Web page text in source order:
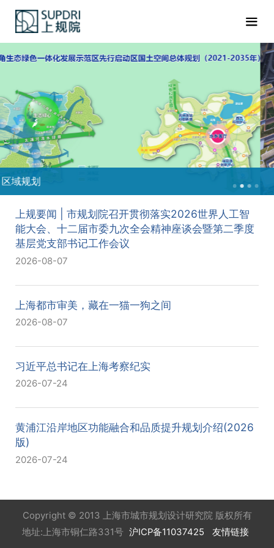
上规要闻 | 市规划院召开贯彻落实2026世界人工智
能大会、十二届市委九次全会精神座谈会暨第二季度
基层党支部书记工作会议
2026-08-07
上海都市审美，藏在一猫一狗之间
2026-08-07
习近平总书记在上海考察纪实
2026-07-24
黄浦江沿岸地区功能融合和品质提升规划介绍(2026
版)
2026-07-24
Copyright © 2013 上海市城市规划设计研究院 版权所有
地址:上海市铜仁路331号 沪ICP备11037425 友情链接